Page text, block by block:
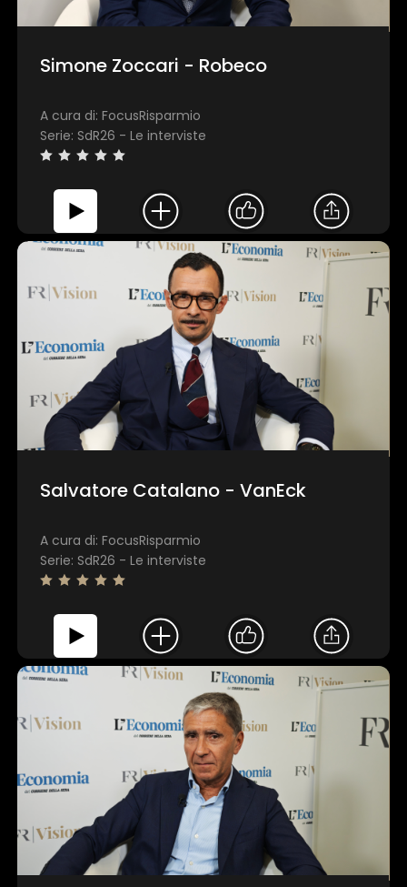
Simone Zoccari - Robeco
A cura di: FocusRisparmio
Serie: SdR26 - Le interviste
Salvatore Catalano - VanEck
A cura di: FocusRisparmio
Serie: SdR26 - Le interviste
×
5 stars
4 stars
3 stars
2 stars
1 star
Invia